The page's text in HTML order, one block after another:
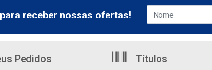
receber nossas ofertas!
Pedidos Títulos